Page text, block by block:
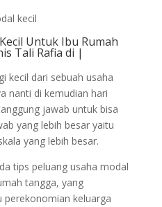
kecil
Untuk Ibu Rumah
Tali Rafia di |
kecil dari sebuah usaha
nanti di kemudian hari
jawab untuk bisa
yang lebih besar yaitu
yang lebih besar.
tips peluang usaha modal
tangga, yang
perekonomian keluarga